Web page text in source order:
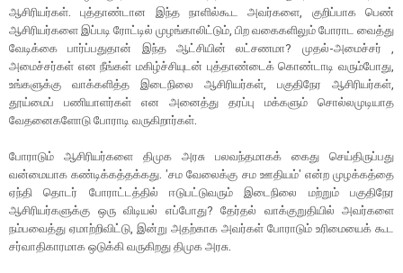
ஆசிரியர்கள். புத்தாண்டான இந்த நாளில்கூட அவர்களை, குறிப்பாக பெண்
ஆசிரியர்களை இப்படி ரோட்டில் முழங்காலிட்டும், பிற வகைகளிலும் போராட வைத்து
வேடிக்கை பார்ப்பதுதான் இந்த ஆட்சியின் லட்சணமா? முதல்-அமைச்சர் ,
அமைச்சர்கள் என நீங்கள் மகிழ்ச்சியுடன் புத்தாண்டைக் கொண்டாடி வரும்போது,
உங்களுக்கு வாக்களித்த இடைநிலை ஆசிரியர்கள், பகுதிநேர ஆசிரியர்கள்,
தூய்மைப் பணியாளர்கள் என அனைத்து தரப்பு மக்களும் சொல்லமுடியாத
வேதனைகளோடு போராடி வருகிறார்கள்.
போராடும் ஆசிரியர்களை திமுக அரசு பலவந்தமாகக் கைது செய்திருப்பது
வன்மையாக கண்டிக்கத்தக்கது. 'சம வேலைக்கு சம ஊதியம்' என்ற முழக்கத்தை
ஏந்தி தொடர் போராட்டத்தில் ஈடுபட்டுவரும் இடைநிலை மற்றும் பகுதிநேர
ஆசிரியர்களுக்கு ஒரு விடியல் எப்போது? தேர்தல் வாக்குறுதியில் அவர்களை
நம்பவைத்து ஏமாற்றிவிட்டு, இன்று அதற்காக அவர்கள் போராடும் உரிமையைக் கூட
சர்வாதிகாரமாக ஒடுக்கி வருகிறது திமுக அரசு.